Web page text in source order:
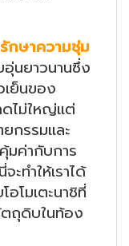
รักษาความชุ่ม
อุ่นยาวนานซึ่ง
เย็นของ
ดไม่ใหญ่แต่
กรรมและ
มค่ากับการ
ทำให้เราได้
โมเตะนาชิที่
ถุดิบในท้อง